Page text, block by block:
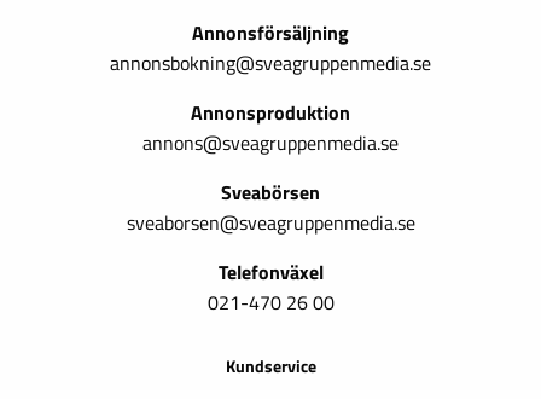
Annonsförsäljning
annonsbokning@sveagruppenmedia.se
Annonsproduktion
annons@sveagruppenmedia.se
Sveabörsen
sveaborsen@sveagruppenmedia.se
Telefonväxel
021-470 26 00
Kundservice